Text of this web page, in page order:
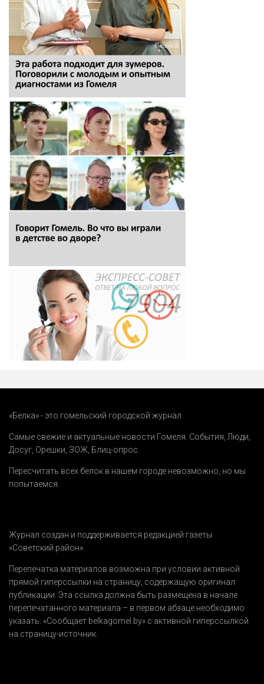
«Белка» - это гомельский городской журнал.
Самые свежие и актуальные новости Гомеля. События Люди
Досуг Орешки ЗОЖ Блиц-опрос
Пересчитать всех белок в нашем городе невозможно, но мы
попытаемся.
Журнал создан и поддерживается редакцией газеты
«Советский район».
Перепечатка материалов возможна при условии активной
прямой гиперссылки на страницу, содержащую оригинал
публикации. Эта ссылка должна быть размещена в начале
перепечатанного материала – в первом абзаце необходимо
указать: «Сообщает belkagomel.by» с активной гиперссылкой
на страницу-источник.